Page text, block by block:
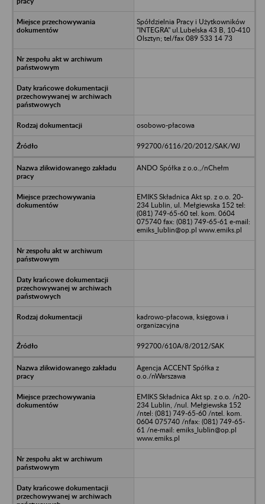
Spółdzielnia Pracy i Użytkowników
"INTEGRA" ul.Lubelska 43 B, 10-410
Olsztyn; tel/fax 089 533 14 73
osobowo-płacowa
992700/6116/20/2012/SAK/WJ
ANDO Spółka z o.o.,/nChełm
EMIKS Składnica Akt sp. z o.o. 20-
234 Lublin, ul. Mełgiewska 152 tel:
(081) 749-65-60 tel. kom. 0604
075740 fax: (081) 749-65-61 e-mail:
emiks_lublin@op.pl www.emiks.pl
kadrowo-płacowa, księgowa i
organizacyjna
992700/610A/8/2012/SAK
Agencja ACCENT Spółka z
o.o./nWarszawa
EMIKS Składnica Akt sp. z o.o. /n20-
234 Lublin, /nul. Mełgiewska 152
/ntel: (081) 749-65-60 /ntel. kom.
0604 075740 /nfax: (081) 749-65-
61 /ne-mail: emiks_lublin@op.pl
www.emiks.pl